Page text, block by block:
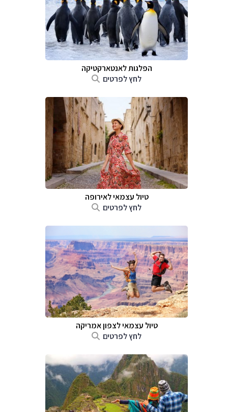
הפלגות לאנטארקטיקה
לחץ לפרטים
טיול עצמאי לאירופה
לחץ לפרטים
טיול עצמאי לצפון אמריקה
לחץ לפרטים